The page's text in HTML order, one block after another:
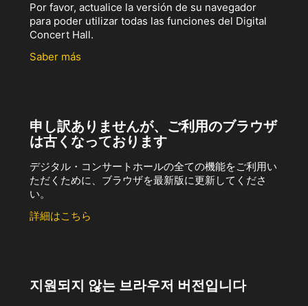
Por favor, actualice la versión de su navegador
para poder utilizar todas las funciones del Digital
Concert Hall.
Saber más
申し訳ありませんが、ご利用のブラウザ
は古くなっております
デジタル・コンサートホールの全ての機能をご利用い
ただくために、ブラウザを最新版に更新してくださ
い。
詳細はこちら
지원되지 않는 브라우저 버전입니다